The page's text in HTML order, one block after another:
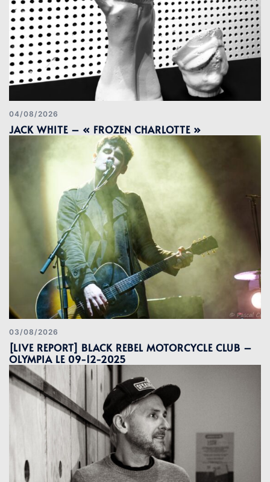
04/08/2026
JACK WHITE – « FROZEN CHARLOTTE »
03/08/2026
[LIVE REPORT] BLACK REBEL MOTORCYCLE CLUB –
OLYMPIA LE 09-12-2025